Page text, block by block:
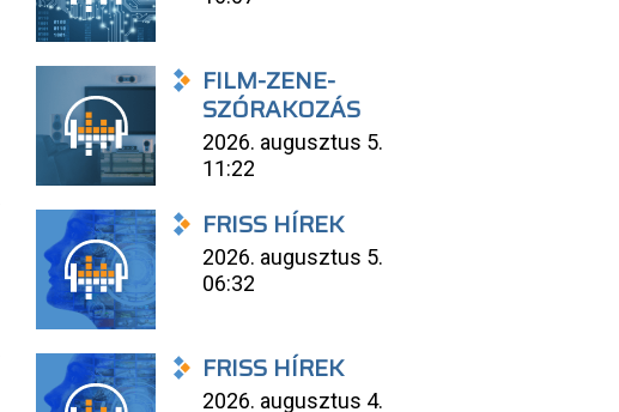
FILM-ZENE-
SZÓRAKOZÁS
2026. augusztus 5.
11:22
FRISS HÍREK
2026. augusztus 5.
06:32
FRISS HÍREK
2026. augusztus 4.